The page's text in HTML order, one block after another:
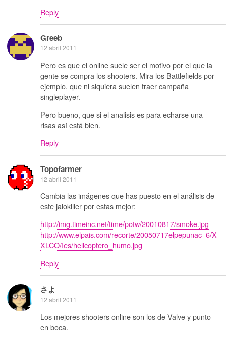
Reply
Greeb
12 abril 2011
Pero es que el online suele ser el motivo por el que la
gente se compra los shooters. Mira los Battlefields por
ejemplo, que ni siquiera suelen traer campaña
singleplayer.
Pero bueno, que si el analisis es para echarse una
risas así está bien.
Reply
Topofarmer
12 abril 2011
Cambia las imágenes que has puesto en el análisis de
este jalokiller por estas mejor:
http://img.timeinc.net/time/potw/20010817/smoke.jpg
http://www.elpais.com/recorte/20050717elpepunac_6/X
XLCO/Ies/helicoptero_humo.jpg
Reply
さよ
12 abril 2011
Los mejores shooters online son los de Valve y punto
en boca.